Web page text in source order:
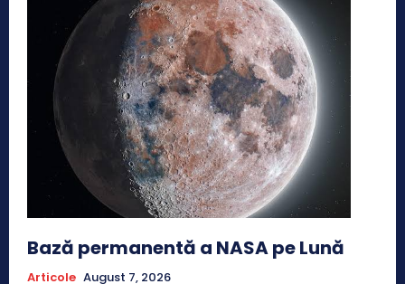
Bază permanentă a NASA pe Lună
Articole August 7, 2026